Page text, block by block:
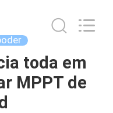
toda em
MPPT de